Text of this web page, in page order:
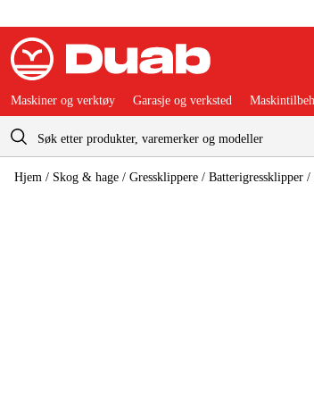
Handlevogn
Maskiner og verktøy Garasje og verksted
Hjem / Skog & hage / Gressklippere / Batterigressklipper /